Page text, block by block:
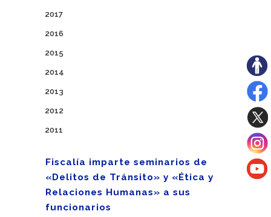
2017
2016
2015
2014
2013
2012
2011
Fiscalía imparte seminarios de
«Delitos de Tránsito» y «Ética y
Relaciones Humanas» a sus
funcionarios